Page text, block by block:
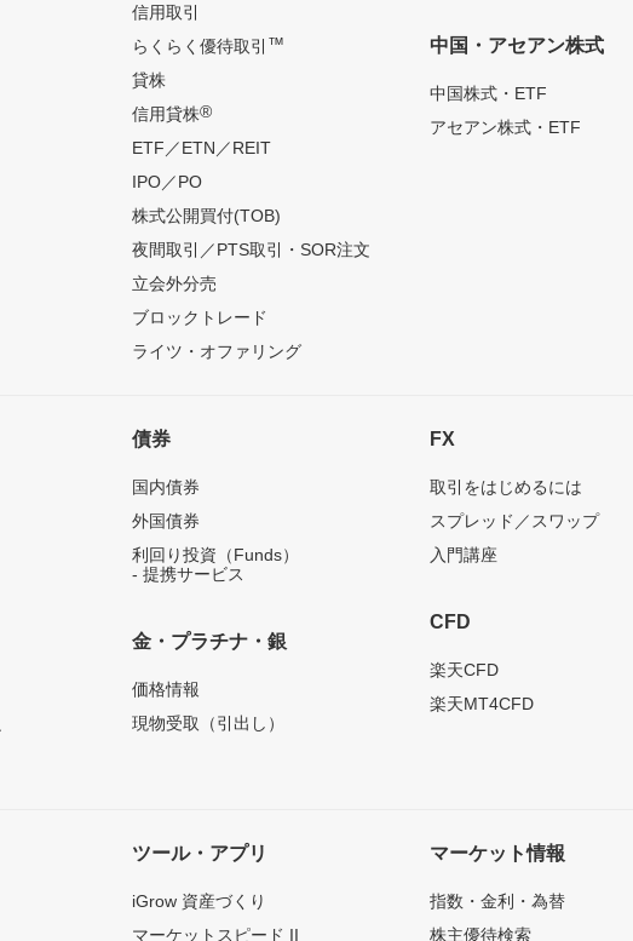
信用取引
らくらく優待取引 ™
貸株
信用貸株®
ETF／ETN／REIT
IPO／PO
株式公開買付(TOB)
夜間取引／PTS取引・SOR注文
立会外分売
ブロックトレード
ライツ・オファリング
中国・アセアン株式
中国株式・ETF
アセアン株式・ETF
債券
国内債券
外国債券
利回り投資（Funds）
- 提携サービス
金・プラチナ・銀
価格情報
現物受取（引出し）
FX
取引をはじめるには
スプレッド／スワップ
入門講座
CFD
楽天CFD
楽天MT4CFD
ツール・アプリ
iGrow 資産づくり
マーケットスピード II
マーケット情報
指数・金利・為替
株主優待検索